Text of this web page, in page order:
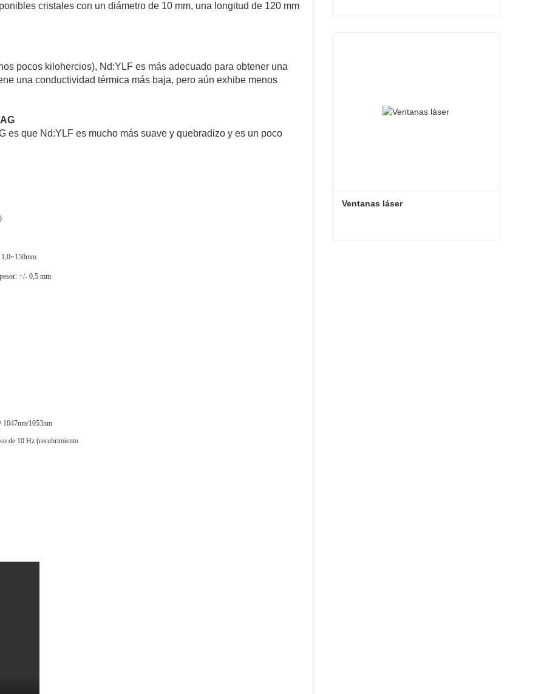
cristales con un diámetro de 10 mm, una longitud de 120 mm
pocos kilohercios), Nd:YLF es más adecuado para obtener una
una conductividad térmica más baja, pero aún exhibe menos
es que Nd:YLF es mucho más suave y quebradizo y es un poco
+/- 0,5 mm
1047nm/1053nm
de 10 Hz (recubrimiento
Ventanas láser